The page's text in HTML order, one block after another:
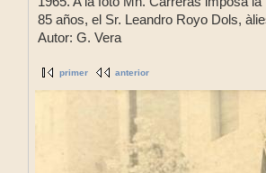
85 años, el Sr. Leandro Royo Dols,
Autor: G. Vera
primer anterior